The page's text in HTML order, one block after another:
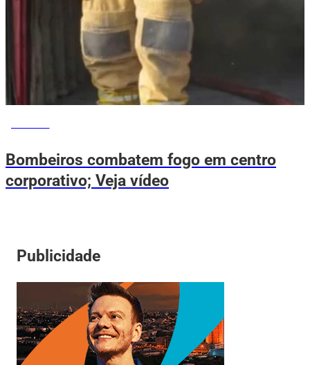
Bombeiros combatem fogo em centro
corporativo; Veja vídeo
Publicidade